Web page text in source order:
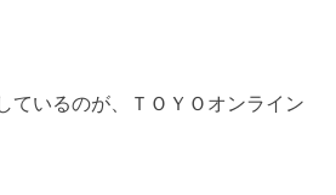
ているのが、ＴＯＹＯオンライン